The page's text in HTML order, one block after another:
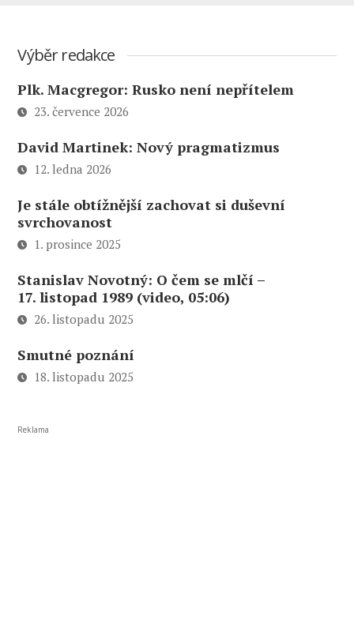
Výběr redakce
Plk. Macgregor: Rusko není nepřítelem
23. července 2026
David Martinek: Nový pragmatizmus
12. ledna 2026
Je stále obtížnější zachovat si duševní
svrchovanost
1. prosince 2025
Stanislav Novotný: O čem se mlčí –
17. listopad 1989 (video, 05:06)
26. listopadu 2025
Smutné poznání
18. listopadu 2025
Reklama